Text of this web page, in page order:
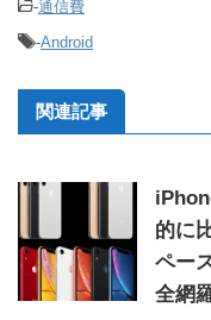
-通信費
-Android
関連記事
的に
ペー
全網